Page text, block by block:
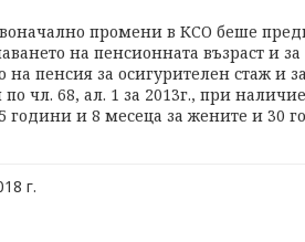
промени в КСО беше
на пенсионната възраст и
пенсия за осигурителен стаж и
по чл. 68, ал. 1 за 2013г., при
години и 8 месеца за жените и 30
г.